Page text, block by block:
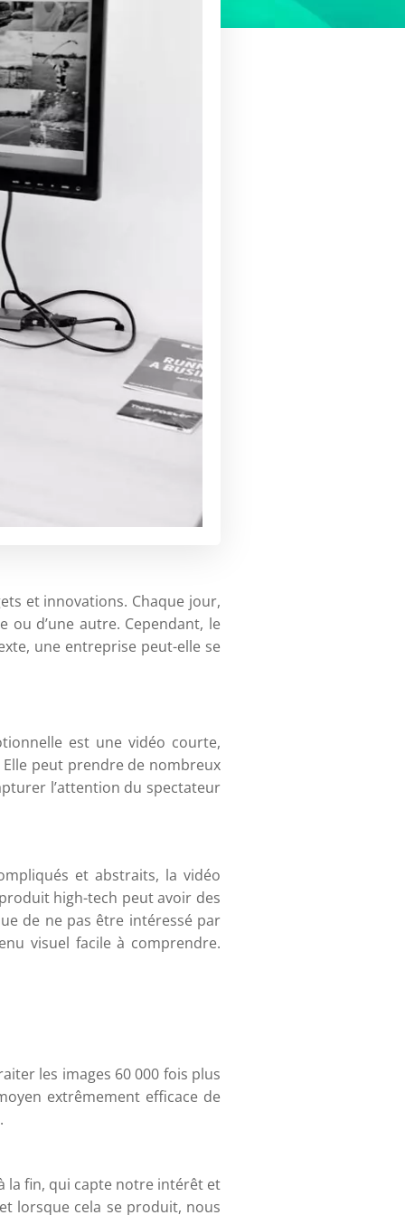
et innovations. Chaque jour,
d’une autre. Cependant, le
une entreprise peut-elle se
est une vidéo courte,
peut prendre de nombreux
l’attention du spectateur
et abstraits, la vidéo
high-tech peut avoir des
de ne pas être intéressé par
visuel facile à comprendre.
les images 60 000 fois plus
extrêmement efficace de
la fin, qui capte notre intérêt et
lorsque cela se produit, nous